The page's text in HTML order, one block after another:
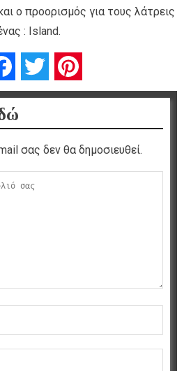
ο προορισμός για τους λάτρεις
: Island.
FacebookTwitter
σας δεν θα δημοσιευθεί.